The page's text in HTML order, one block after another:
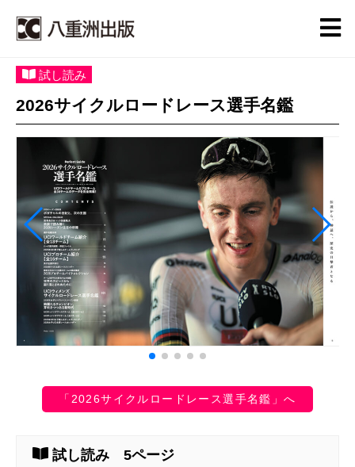
試し読み
2026サイクルロードレース選手名鑑
「2026サイクルロードレース選手名鑑」へ
試し読み 5ページ